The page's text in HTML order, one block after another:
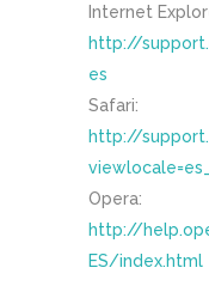
Internet
http://
es
Safari:
http://
Opera:
http://
ES/index.html